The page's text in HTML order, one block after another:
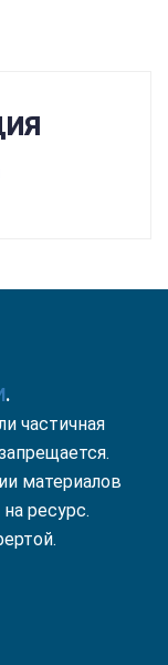
.
частичная
материалов
ресурс.